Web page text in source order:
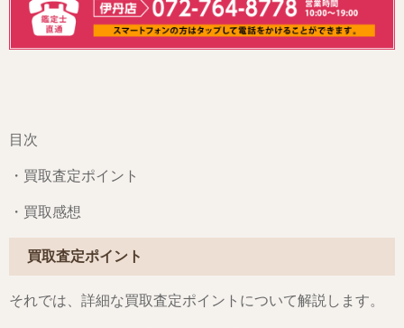
目次
・買取査定ポイント
・買取感想
買取査定ポイント
それでは、詳細な買取査定ポイントについて解説します。